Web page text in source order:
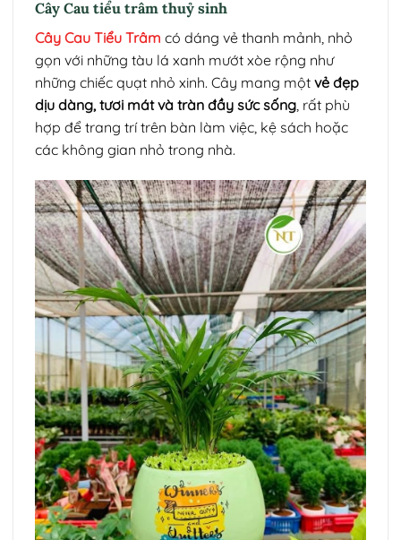
Cây Cau tiểu trâm thuỷ sinh
Cây Cau Tiểu Trâm có dáng vẻ thanh mảnh, nhỏ
gọn với những tàu lá xanh mướt xòe rộng như
những chiếc quạt nhỏ xinh. Cây mang một vẻ đẹp
dịu dàng, tươi mát và tràn đầy sức sống, rất phù
hợp để trang trí trên bàn làm việc, kệ sách hoặc
các không gian nhỏ trong nhà.